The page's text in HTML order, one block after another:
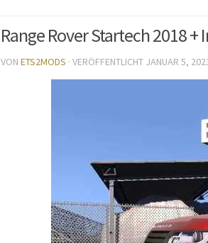
Range Rover Startech 2018 +
VON ETS2MODS · VERÖFFENTLICHT JANUAR 5,